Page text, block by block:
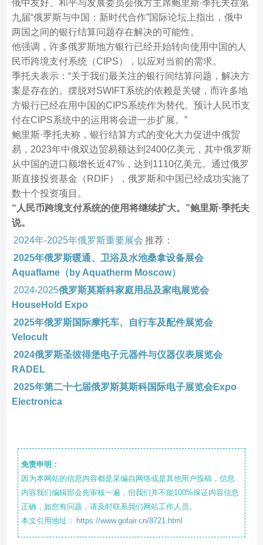
俄中友好、和平与发展委员会俄方主席鲍里斯∙季托夫在第
九届“俄罗斯与中国：新时代合作”国际论坛上指出，俄中
两国之间的银行结算问题存在解决的可能性。
他强调，许多俄罗斯地方银行已经开始转向使用中国的人
民币跨境支付系统（CIPS），以应对当前的需求。
季托夫表示：“关于我们最关注的银行间结算问题，解决方
案是存在的。摆脱对SWIFT系统的依赖是关键，而许多地
方银行已经在用中国的CIPS系统作为替代。预计人民币支
付在CIPS系统中的运用将会进一步扩展。”
鲍里斯·季托夫称，银行结算方式的变化大力促进中俄贸
易，2023年中俄双边贸易额达到2400亿美元，其中俄罗斯
从中国的进口额增长近47%，达到1110亿美元。通过俄罗
斯直接投资基金（RDIF），俄罗斯和中国已经成功实施了
数十个投资项目。
“人民币跨境支付系统的使用将继续扩大。”鲍里斯·季托夫
说。
2024年-2025年俄罗斯重要展会 推荐：
2025年俄罗斯暖通、卫浴及水池桑拿设备展会
Aquaflame（by Aquatherm Moscow）
2024-2025俄罗斯莫斯科家庭用品及家电展览会
HouseHold Expo
2025年俄罗斯国际摩托车、自行车及配件展览会
Velocult
2024俄罗斯圣彼得堡电子元器件与仪器仪表展览会
RADEL
2025年第二十七届俄罗斯莫斯科国际电子展览会Expo
Electronica
免责申明：
因为本网站的信息内容都是采编自网络或是其他用户投稿，信息
内容我们编辑部会先审核一遍，但我们并不能100%保证内容信息
正确，如您有问题，请及时联系我们网站工作人员。
本文引用地址：
https://www.gofair.cn/8721.html